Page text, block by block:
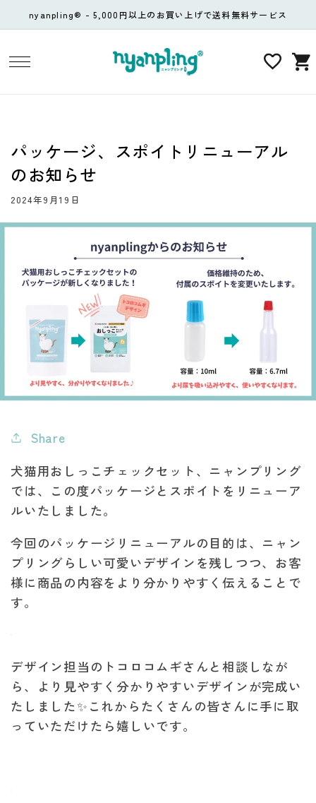
ンツに
進む
nyanpling® - 5,000円以上のお買い上げで送料無料サービス
ー
パッケージ、スポイトリニューアル
のお知らせ
2024年9月19日
Share
犬猫用おしっこチェックセット、ニャンプリング
では、この度パッケージとスポイトをリニューア
ルいたしました。
今回のパッケージリニューアルの目的は、ニャン
プリングらしい可愛いデザインを残しつつ、お客
様に商品の内容をより分かりやすく伝えることで
す。
デザイン担当のトコロコムギさんと相談しなが
ら、より見やすく分かりやすいデザインが完成い
たしました✨これからたくさんの皆さんに手に取
っていただけたら嬉しいです。